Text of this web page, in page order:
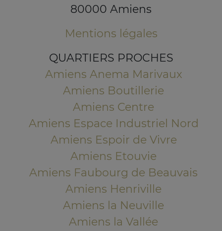
80000 Amiens
Mentions légales
QUARTIERS PROCHES
Amiens Anema Marivaux
Amiens Boutillerie
Amiens Centre
Amiens Espace Industriel Nord
Amiens Espoir de Vivre
Amiens Etouvie
Amiens Faubourg de Beauvais
Amiens Henriville
Amiens la Neuville
Amiens la Vallée